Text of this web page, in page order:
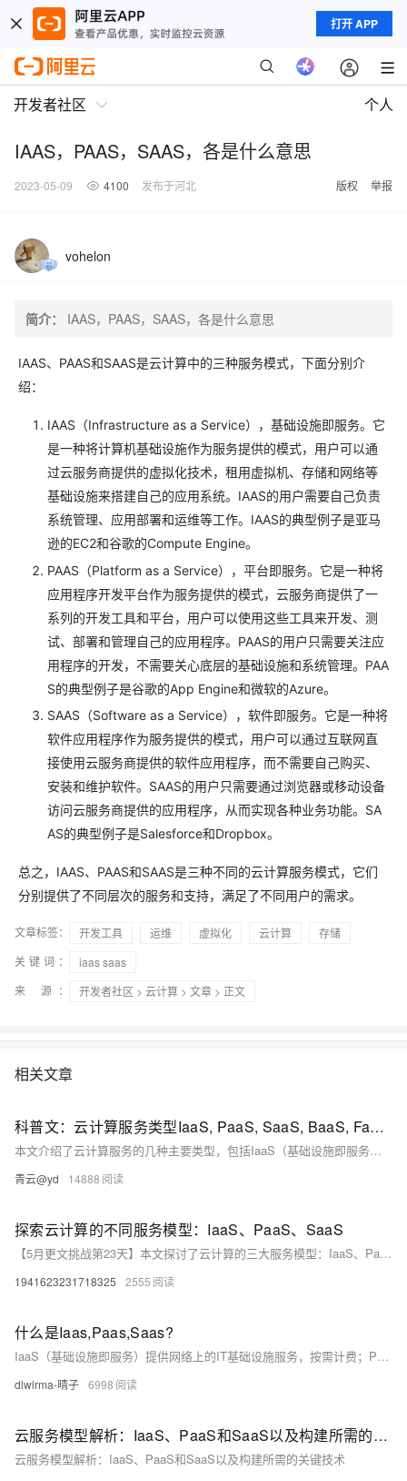
打开 APP
开发者社区 个人
IAAS，PAAS，SAAS，各是什么意思
2023-05-09 4100 发布于河北 版权 举报
vohelon
简介： IAAS，PAAS，SAAS，各是什么意思
IAAS、PAAS和SAAS是云计算中的三种服务模式，下面分别介
绍：
IAAS（Infrastructure as a Service），基础设施即服务。它
是一种将计算机基础设施作为服务提供的模式，用户可以通
过云服务商提供的虚拟化技术，租用虚拟机、存储和网络等
基础设施来搭建自己的应用系统。IAAS的用户需要自己负责
系统管理、应用部署和运维等工作。IAAS的典型例子是亚马
逊的EC2和谷歌的Compute Engine。
PAAS（Platform as a Service），平台即服务。它是一种将
应用程序开发平台作为服务提供的模式，云服务商提供了一
系列的开发工具和平台，用户可以使用这些工具来开发、测
试、部署和管理自己的应用程序。PAAS的用户只需要关注应
用程序的开发，不需要关心底层的基础设施和系统管理。PAA
S的典型例子是谷歌的App Engine和微软的Azure。
SAAS（Software as a Service），软件即服务。它是一种将
软件应用程序作为服务提供的模式，用户可以通过互联网直
接使用云服务商提供的软件应用程序，而不需要自己购买、
安装和维护软件。SAAS的用户只需要通过浏览器或移动设备
访问云服务商提供的应用程序，从而实现各种业务功能。SA
AS的典型例子是Salesforce和Dropbox。
总之，IAAS、PAAS和SAAS是三种不同的云计算服务模式，它们
分别提供了不同层次的服务和支持，满足了不同用户的需求。
文章标签： 开发工具 运维 虚拟化 云计算
存储
关键词：
iaas saas
来 源：
开发者社区 > 云计算 > 文章 > 正文
相关文章
科普文：云计算服务类型IaaS, PaaS, SaaS, BaaS, Faas说明
本文介绍了云计算服务的几种主要类型，包括IaaS（基础设施即服务）、PaaS（平台即服务）、SaaS（软件即服务）、BaaS（后端即服务）和FaaS（函数即服务）。每种服务模式提供了不同的服务层次和功能，从基础设施的提供到应用的开发和运行，再到软件的交付使用，满足了企业和个人用户在不同场景下的需求。文章详细阐述了每种服务模式的特点、优势和缺点，并列举了相应的示例。云计算服务的发展始于21世纪初，随着互联网技术的普及，这些服务模式不断演进，为企业和个人带来了高效、灵活的解决方案。然而，使用这些服务时也需要注意服务的稳定性、数据安全性和成本等问题。
青云@yd 14888
探索云计算的不同服务模型：IaaS、PaaS、SaaS
【5月更文挑战第23天】本文探讨了云计算的三大服务模型：IaaS、PaaS和SaaS。IaaS提供基础设施租赁，允许用户按需付费，聚焦业务创新而非设备维护。PaaS在IaaS基础上提供开发、测试和部署环境，简化应用管理，支持弹性扩展。SaaS则为用户提供可通过互联网访问的软件应用，实现多租户共享，提升工作灵活性。这三种模型满足了不同用户从基础设施到软件服务的多元化需求。
1941623231718325 2555
什么是Iaas,Paas,Saas?
IaaS（基础设施即服务）提供网络上的IT基础设施服务，按需计费；PaaS（平台即服务）则提供运算平台与解决方案服务，助力用户在云端基础设施上构建与部署应用；而SaaS（软件即服务）通过网络交付软件服务，让用户能够便捷地使用已部署好的应用程序，无需关心底层技术细节。以厨房为例，IaaS如同提供厨房用品，用户自行烹饪；PaaS则是提供预制菜，减少前期准备；SaaS则像点外卖，直接享用成品菜肴。
dlwlrma-晴子 6998
云服务模型解析：IaaS、PaaS和SaaS以及构建所需的关键技术
云服务模型解析：IaaS、PaaS和SaaS以及构建所需的关键技术